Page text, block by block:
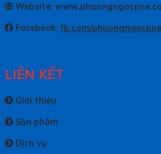
Website:
Facebook:fb.com/
LIÊN KẾT
Giới thiệu
Sản phẩm
Dịch vụ